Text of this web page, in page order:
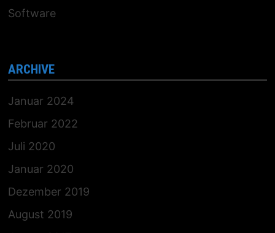
Software
ARCHIVE
Januar 2024
Februar 2022
Juli 2020
Januar 2020
Dezember 2019
August 2019